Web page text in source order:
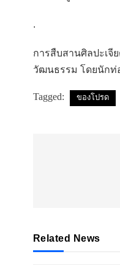
.
การสืบสานศิลปะเจี
วัฒนธรรม โดยนักท่
Tagged: ของโปรด
Related News